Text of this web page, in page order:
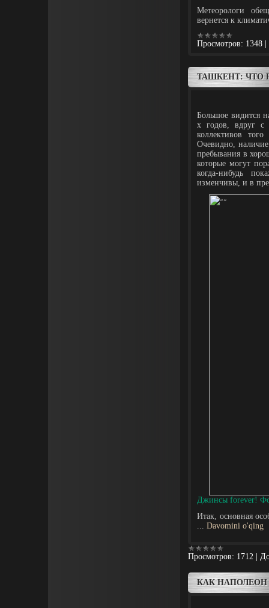
Метеорологи
вернется к
Просмотров: 1348
ТАШКЕНТ: ЧТО
Большое видится
х годов, вдруг с
коллективов
Очевидно, наличие
пребывания в
которые могут
когда-нибудь
изменчивы, и в
Джинсы forever!
Итак, основная
... Davomini o'qing
Просмотров: 1712
КАК НАПОЛЕОН